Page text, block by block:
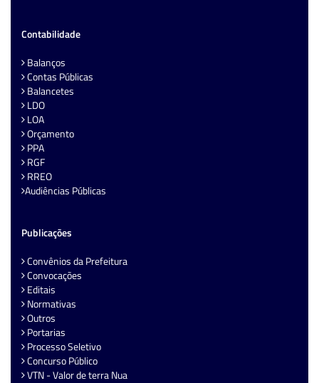
Contabilidade
Balanços
Contas Públicas
Balancetes
LDO
LOA
Orçamento
PPA
RGF
RREO
Audiências Públicas
Publicações
Convênios da Prefeitura
Convocações
Editais
Normativas
Outros
Portarias
Processo Seletivo
Concurso Público
VTN - Valor de terra Nua